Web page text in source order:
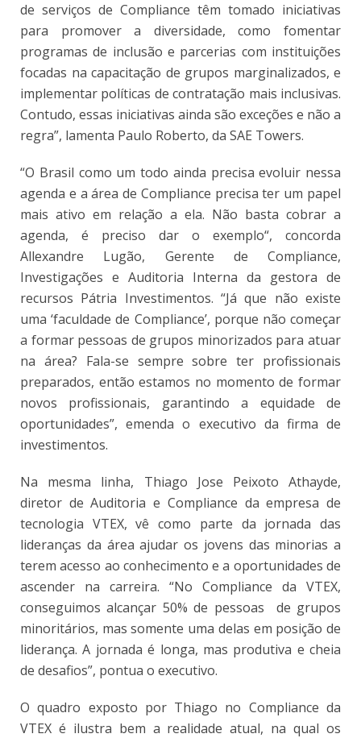
de serviços de Compliance têm tomado iniciativas
para promover a diversidade, como fomentar
programas de inclusão e parcerias com instituições
focadas na capacitação de grupos marginalizados, e
implementar políticas de contratação mais inclusivas.
Contudo, essas iniciativas ainda são exceções e não a
regra”, lamenta Paulo Roberto, da SAE Towers.
“O Brasil como um todo ainda precisa evoluir nessa
agenda e a área de Compliance precisa ter um papel
mais ativo em relação a ela. Não basta cobrar a
agenda, é preciso dar o exemplo“, concorda
Allexandre Lugão, Gerente de Compliance,
Investigações e Auditoria Interna da gestora de
recursos Pátria Investimentos. “Já que não existe
uma ‘faculdade de Compliance’, porque não começar
a formar pessoas de grupos minorizados para atuar
na área? Fala-se sempre sobre ter profissionais
preparados, então estamos no momento de formar
novos profissionais, garantindo a equidade de
oportunidades”, emenda o executivo da firma de
investimentos.
Na mesma linha, Thiago Jose Peixoto Athayde,
diretor de Auditoria e Compliance da empresa de
tecnologia VTEX, vê como parte da jornada das
lideranças da área ajudar os jovens das minorias a
terem acesso ao conhecimento e a oportunidades de
ascender na carreira. “No Compliance da VTEX,
conseguimos alcançar 50% de pessoas de grupos
minoritários, mas somente uma delas em posição de
liderança. A jornada é longa, mas produtiva e cheia
de desafios”, pontua o executivo.
O quadro exposto por Thiago no Compliance da
VTEX é ilustra bem a realidade atual, na qual os